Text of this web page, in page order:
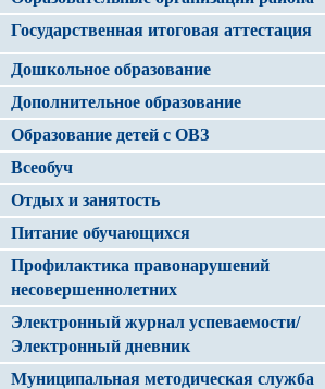
Государственная итоговая аттестация
Дошкольное образование
Дополнительное образование
Образование детей с ОВЗ
Всеобуч
Отдых и занятость
Питание обучающихся
Профилактика правонарушений
несовершеннолетних
Электронный журнал успеваемости/
Электронный дневник
Муниципальная методическая служба